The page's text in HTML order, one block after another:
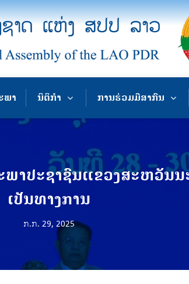
ພາ ນິຕິກຳ ການຮ່ວມມືສາກົນ
າປະຊາຊົນແຂວງສະຫວັນນ
ເປັນທາງການ
ກ.ກ. 29, 2025